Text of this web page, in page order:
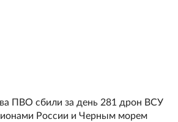
ПВО сбили за день 281 дрон ВСУ
России и Черным морем